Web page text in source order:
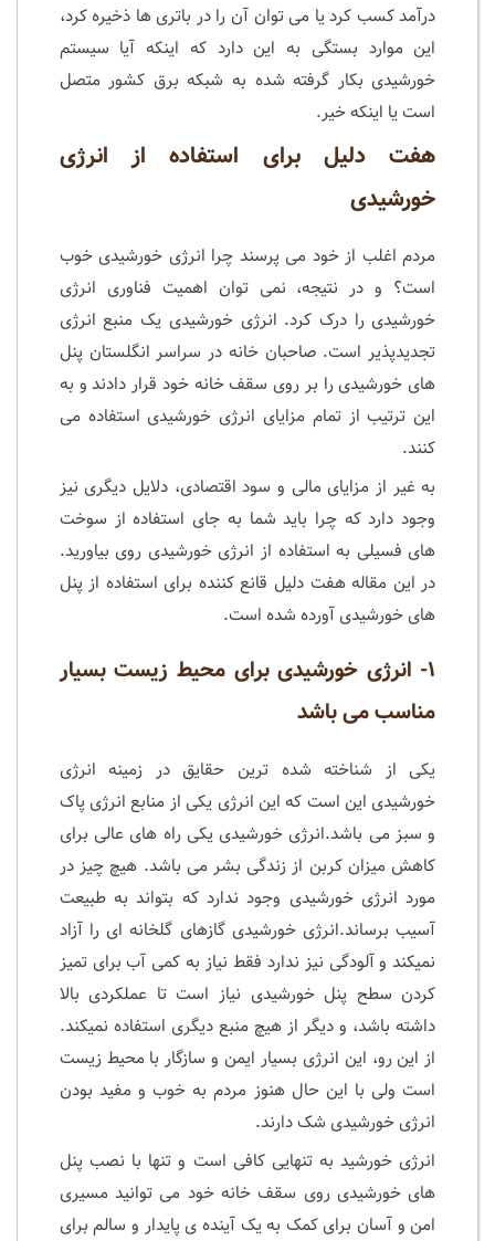
درآمد کسب کرد یا می توان آن را در باتری ها ذخیره کرد،
این موارد بستگی به این دارد که اینکه آیا سیستم
خورشیدی بکار گرفته شده به شبکه برق کشور متصل
است یا اینکه خیر.
هفت دلیل برای استفاده از انرژی
خورشیدی
مردم اغلب از خود می پرسند چرا انرژی خورشیدی خوب
است؟ و در نتیجه، نمی توان اهمیت فناوری انرژی
خورشیدی را درک کرد. انرژی خورشیدی یک منبع انرژی
تجدیدپذیر است. صاحبان خانه در سراسر انگلستان پنل
های خورشیدی را بر روی سقف خانه خود قرار دادند و به
این ترتیب از تمام مزایای انرژی خورشیدی استفاده می
کنند.
به غیر از مزایای مالی و سود اقتصادی، دلایل دیگری نیز
وجود دارد که چرا باید شما به جای استفاده از سوخت
های فسیلی به استفاده از انرژی خورشیدی روی بیاورید.
در این مقاله هفت دلیل قانع کننده برای استفاده از پنل
های خورشیدی آورده شده است.
۱- انرژی خورشیدی برای محیط زیست بسیار
مناسب می باشد
یکی از شناخته شده ترین حقایق در زمینه انرژی
خورشیدی این است که این انرژی یکی از منابع انرژی پاک
و سبز می باشد.انرژی خورشیدی یکی راه های عالی برای
کاهش میزان کربن از زندگی بشر می باشد. هیچ چیز در
مورد انرژی خورشیدی وجود ندارد که بتواند به طبیعت
آسیب برساند.انرژی خورشیدی گازهای گلخانه ای را آزاد
نمیکند و آلودگی نیز ندارد فقط نیاز به کمی آب برای تمیز
کردن سطح پنل خورشیدی نیاز است تا عملکردی بالا
داشته باشد، و دیگر از هیچ منبع دیگری استفاده نمیکند.
از این رو، این انرژی بسیار ایمن و سازگار با محیط زیست
است ولی با این حال هنوز مردم به خوب و مفید بودن
انرژی خورشیدی شک دارند.
انرژی خورشید به تنهایی کافی است و تنها با نصب پنل
های خورشیدی روی سقف خانه خود می توانید مسیری
امن و آسان برای کمک به یک آینده ی پایدار و سالم برای